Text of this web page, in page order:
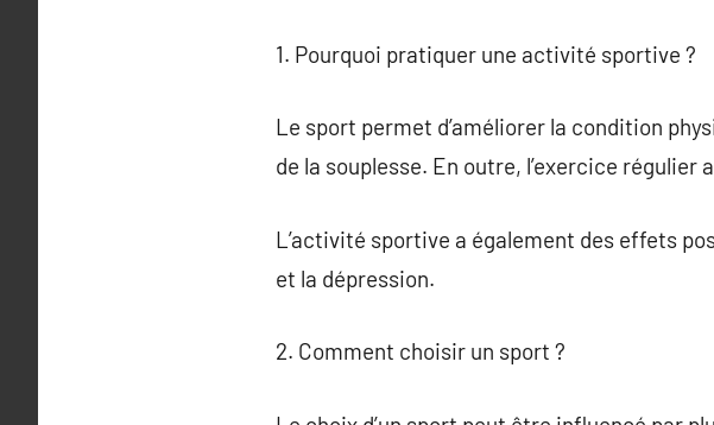
1. Pourquoi pratiquer une activité sportive ?
Le sport permet d’améliorer la condition
de la souplesse. En outre, l’exercice
L’activité sportive a également des effets
et la dépression.
2. Comment choisir un sport ?